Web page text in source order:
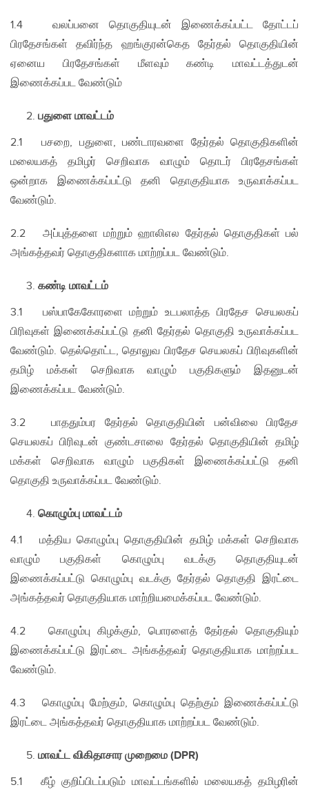
1.4 வலப்பனை தொகுதியுடன் இணைக்கப்பட்ட தோட்டப்
பிரதேசங்கள் தவிர்ந்த ஹங்குரன்கெத தேர்தல் தொகுதியின்
ஏனைய பிரதேசங்கள் மீளவும் கண்டி மாவட்டத்துடன்
இணைக்கப்பட வேண்டும்​
பதுளை மாவட்டம்
2.1 பசறை, பதுளை, பண்டாரவளை தேர்தல் தொகுதிகளின்
மலையகத் தமிழர் செறிவாக வாழும் தொடர் பிரதேசங்கள்
ஒன்றாக இணைக்கப்பட்டு தனி தொகுதியாக உருவாக்கப்பட
வேண்டும்.
2.2 அப்புத்தளை மற்றும் ஹாலிஎல தேர்தல் தொகுதிகள் பல்
அங்கத்தவர் தொகுதிகளாக மாற்றப்பட வேண்டும்.
கண்டி மாவட்டம்
3.1 பஸ்பாகேகோரளை மற்றும் உடபலாத்த பிரதேச செயலகப்
பிரிவுகள் இணைக்கப்பட்டு தனி தேர்தல் தொகுதி உருவாக்கப்பட
வேண்டும். தெல்தொட்ட, தொலுவ பிரதேச செயலகப் பிரிவுகளின்
தமிழ் மக்கள் செறிவாக வாழும் பகுதிகளும் இதனுடன்
இணைக்கப்பட வேண்டும்.
3.2 பாததும்பர தேர்தல் தொகுதியின் பன்விலை பிரதேச
செயலகப் பிரிவுடன் குண்டசாலை தேர்தல் தொகுதியின் தமிழ்
மக்கள் செறிவாக வாழும் பகுதிகள் இணைக்கப்பட்டு தனி
தொகுதி உருவாக்கப்பட வேண்டும்.
கொழும்பு மாவட்டம்
4.1 மத்திய கொழும்பு தொகுதியின் தமிழ் மக்கள் செறிவாக
வாழும் பகுதிகள் கொழும்பு வடக்கு தொகுதியுடன்
இணைக்கப்பட்டு கொழும்பு வடக்கு தேர்தல் தொகுதி இரட்டை
அங்கத்தவர் தொகுதியாக மாற்றியமைக்கப்பட வேண்டும்.
4.2 கொழும்பு கிழக்கும், பொரளைத் தேர்தல் தொகுதியும்
இணைக்கப்பட்டு இரட்டை அங்கத்தவர் தொகுதியாக மாற்றப்பட
வேண்டும்.
4.3 கொழும்பு மேற்கும், கொழும்பு தெற்கும் இணைக்கப்பட்டு
இரட்டை அங்கத்தவர் தொகுதியாக மாற்றப்பட வேண்டும்.
மாவட்ட விகிதாசார முறைமை (DPR)
5.1 கீழ் குறிப்பிடப்படும் மாவட்டங்களில் மலையகத் தமிழரின்